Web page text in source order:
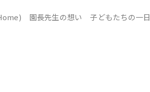
園長先生の想い 子どもたちの一日